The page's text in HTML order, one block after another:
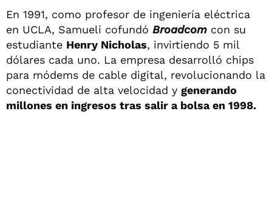
En 1991, como profesor de ingeniería eléctrica
en UCLA, Samueli cofundó Broadcom con su
estudiante Henry Nicholas, invirtiendo 5 mil
dólares cada uno. La empresa desarrolló chips
para módems de cable digital, revolucionando la
conectividad de alta velocidad y generando
millones en ingresos tras salir a bolsa en 1998.